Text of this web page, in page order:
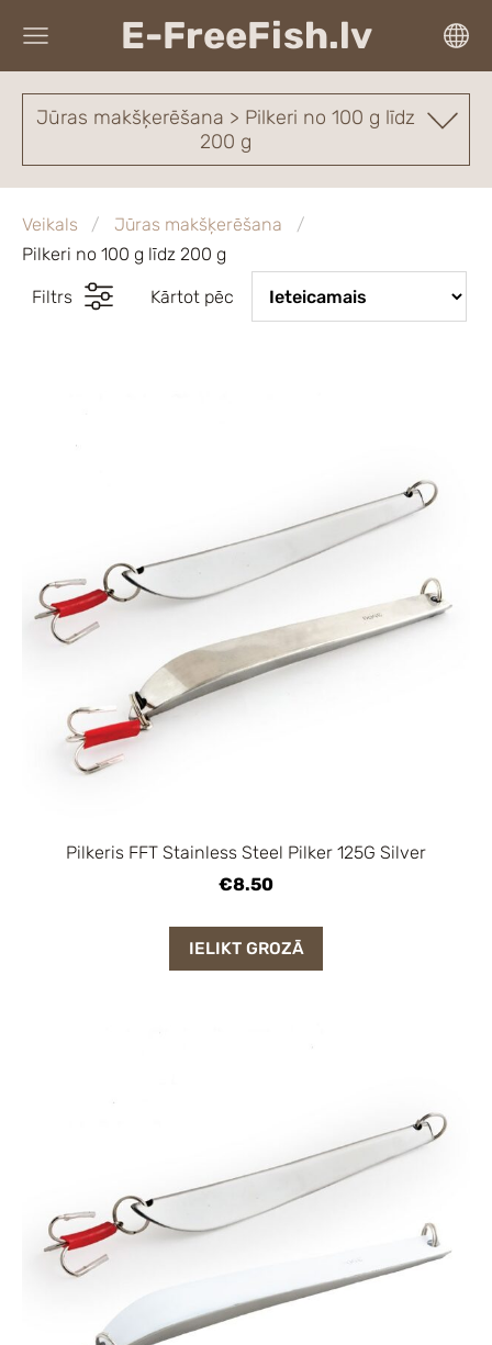
E-FreeFish.lv
Jūras makšķerēšana > Pilkeri no 100 g līdz
200 g
Veikals
Jūras makšķerēšana
Pilkeri no 100 g līdz 200 g
Filtrs Kārtot pēc
Pilkeris FFT Stainless Steel Pilker 125G Silver
€8.50
IELIKT GROZĀ